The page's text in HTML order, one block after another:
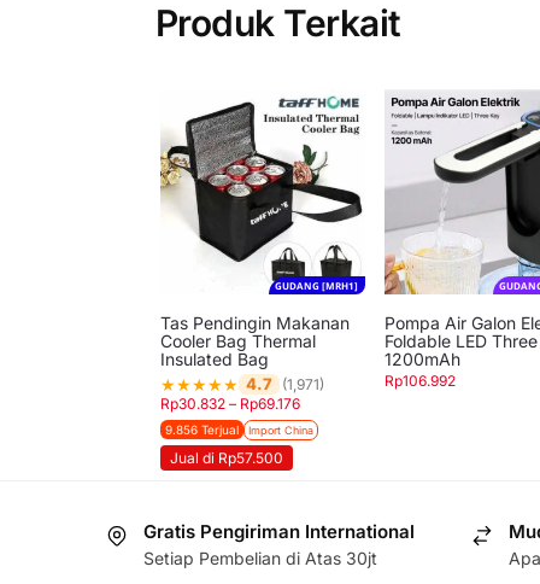
Produk Terkait
GUDANG [MRH1]
Tas Pendingin Makanan
Cooler Bag Thermal
Insulated Bag
★★★★★ 4.7
(1,971)
Rp30.832 – Rp69.176
9.856 Terjual Import China
Jual di Rp57.500
Pompa Air Galon
Foldable LED
1200mAh
Rp106.992
Gratis Pengiriman International
Setiap Pembelian di Atas 30jt